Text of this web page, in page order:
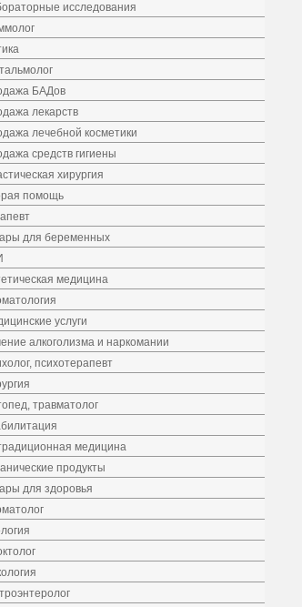
исследования
БАДов
лекарств
лечебной косметики
средств гигиены
хирургия
помощь
для беременных
медицина
услуги
алкоголизма и наркомании
психотерапевт
травматолог
медицина
продукты
для здоровья